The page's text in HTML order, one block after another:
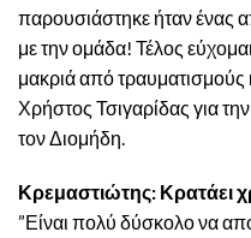
παρουσιάστηκε ήταν
με την ομάδα! Τέλος
μακριά από τραυματισμούς
Χρήστος Τσιγαρίδας για
τον Διομήδη.
Κρεμαστιώτης: Κρατάει
”Είναι πολύ δύσκολο να